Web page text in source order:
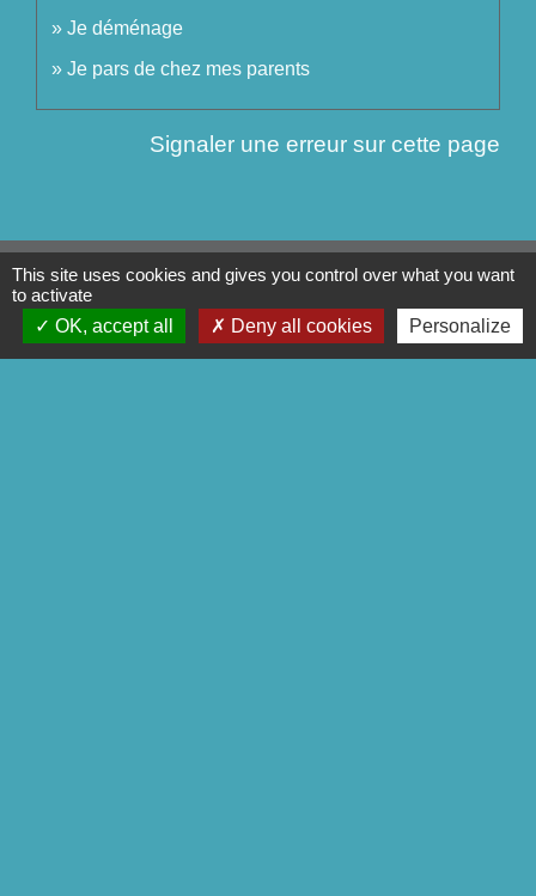
Je déménage
Je pars de chez mes parents
Signaler une erreur sur cette page
Contact
Commune de Séglien
1 Rue Yves Le Calvé
This site uses cookies and gives you control over what you want
to activate
OK, accept all
Deny all cookies Personalize